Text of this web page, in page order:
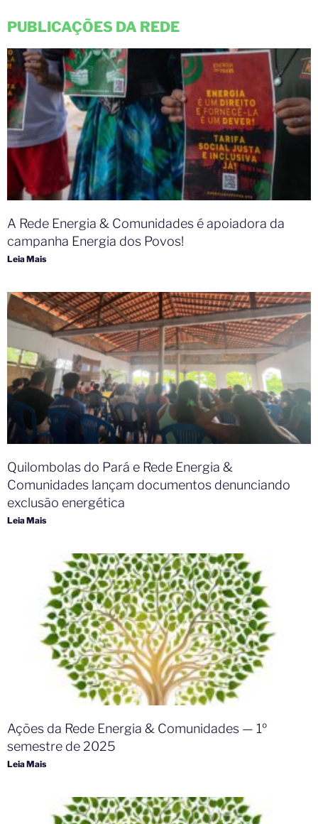
PUBLICAÇÕES DA REDE
A Rede Energia & Comunidades é apoiadora da
campanha Energia dos Povos!
Leia Mais
Quilombolas do Pará e Rede Energia &
Comunidades lançam documentos denunciando
exclusão energética
Leia Mais
Ações da Rede Energia & Comunidades — 1º
semestre de 2025
Leia Mais